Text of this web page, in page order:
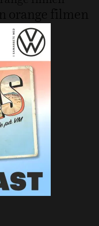
orange filmen